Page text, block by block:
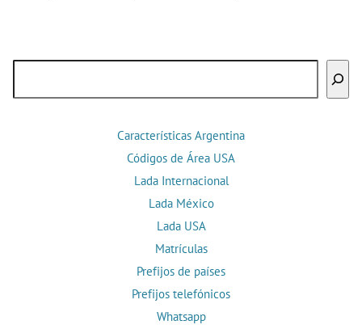
Características Argentina
Códigos de Área USA
Lada Internacional
Lada México
Lada USA
Matrículas
Prefijos de países
Prefijos telefónicos
Whatsapp